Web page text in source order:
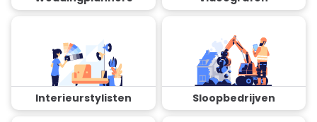
Interieurstylisten Sloopbedrijven